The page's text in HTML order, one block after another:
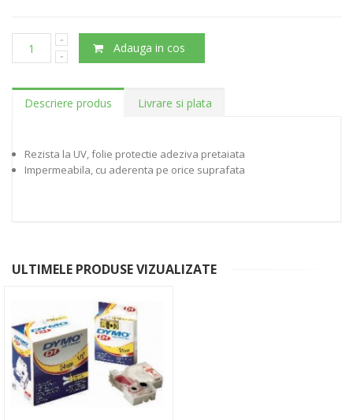
Adauga in cos
Descriere produs Livrare si plata
Rezista la UV, folie protectie adeziva pretaiata
Impermeabila, cu aderenta pe orice suprafata
ULTIMELE PRODUSE VIZUALIZATE